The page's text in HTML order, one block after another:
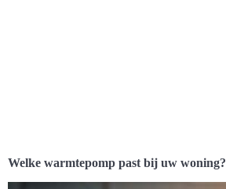
Welke warmtepomp past bij uw woning?